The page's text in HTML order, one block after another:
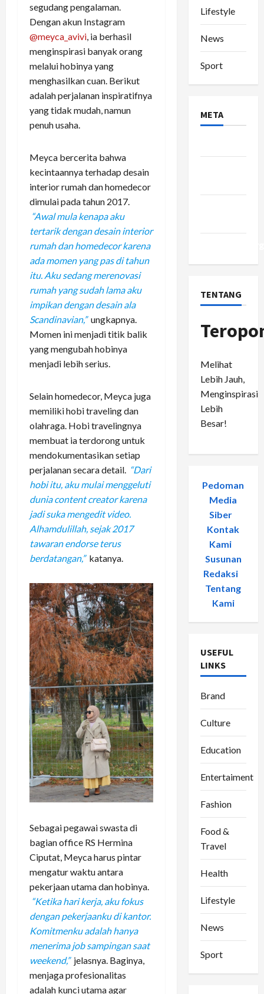
segudang pengalaman.
Dengan akun Instagram
@meyca_avivi, ia berhasil
menginspirasi banyak orang
melalui hobinya yang
menghasilkan cuan. Berikut
adalah perjalanan inspiratifnya
yang tidak mudah, namun
penuh usaha.
Meyca bercerita bahwa
kecintaannya terhadap desain
interior rumah dan homedecor
dimulai pada tahun 2017.
“Awal mula kenapa aku
tertarik dengan desain interior
rumah dan homedecor karena
ada momen yang pas di tahun
itu. Aku sedang merenovasi
rumah yang sudah lama aku
impikan dengan desain ala
Scandinavian,” ungkapnya.
Momen ini menjadi titik balik
yang mengubah hobinya
menjadi lebih serius.
Selain homedecor, Meyca juga
memiliki hobi traveling dan
olahraga. Hobi travelingnya
membuat ia terdorong untuk
mendokumentasikan setiap
perjalanan secara detail. “Dari
hobi itu, aku mulai menggeluti
dunia content creator karena
jadi suka mengedit video.
Alhamdulillah, sejak 2017
tawaran endorse terus
berdatangan,” katanya.
Sebagai pegawai swasta di
bagian office RS Hermina
Ciputat, Meyca harus pintar
mengatur waktu antara
pekerjaan utama dan hobinya.
“Ketika hari kerja, aku fokus
dengan pekerjaanku di kantor.
Komitmenku adalah hanya
menerima job sampingan saat
weekend,” jelasnya. Baginya,
menjaga profesionalitas
adalah kunci utama agar
Lifestyle
News
Sport
META
TENTANG
Melihat
Lebih Jauh,
Menginspirasi
Lebih
Besar!
Pedoman
Media
Siber-
Kontak
Kami
Susunan
Redaksi-
Tentang
Kami
USEFUL
LINKS
Brand
Culture
Education
Entertaiment
Fashion
Food &
Travel
Health
Lifestyle
News
Sport